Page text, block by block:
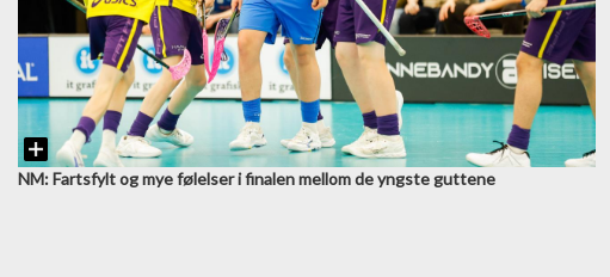
NM: Fartsfylt og mye følelser i finalen mellom de yngste guttene